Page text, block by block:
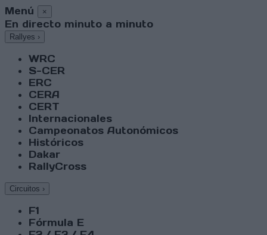
Menú ×
En directo minuto a minuto
Rallyes ›
WRC
S-CER
ERC
CERA
CERT
Internacionales
Campeonatos Autonómicos
Históricos
Dakar
RallyCross
Circuitos ›
F1
Fórmula E